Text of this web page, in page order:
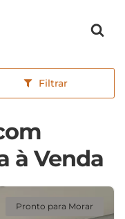
Filtrar
à Venda
Pronto para Morar